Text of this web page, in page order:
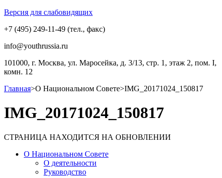
Версия для слабовидящих
+7 (495) 249-11-49 (тел., факс)
info@youthrussia.ru
101000, г. Москва, ул. Маросейка, д. 3/13, стр. 1, этаж 2, пом. I,
комн. 12
Главная>О Национальном Совете>IMG_20171024_150817
IMG_20171024_150817
СТРАНИЦА НАХОДИТСЯ НА ОБНОВЛЕНИИ
О Национальном Совете
О деятельности
Руководство